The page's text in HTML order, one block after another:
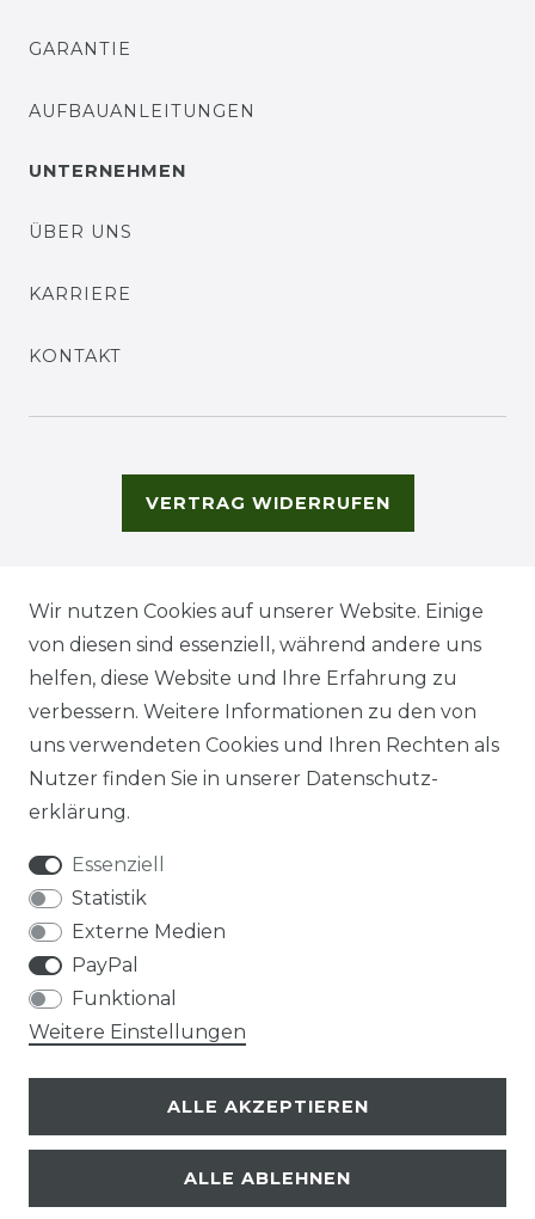
GARANTIE
AUFBAUANLEITUNGEN
UNTERNEHMEN
ÜBER UNS
KARRIERE
KONTAKT
VERTRAG WIDERRUFEN
© Copyright 2026 | Alle Rechte vorbehalten.
Wir nutzen Cookies auf unserer Website. Einige
von diesen sind essenziell, während andere uns
helfen, diese Website und Ihre Erfahrung zu
verbessern. Weitere Informationen zu den von
uns verwendeten Cookies und Ihren Rechten als
Nutzer finden Sie in unserer Daten­schutz­
erklärung.
Essenziell
Statistik
Externe Medien
PayPal
Funktional
Weitere Einstellungen
ALLE AKZEPTIEREN
ALLE ABLEHNEN